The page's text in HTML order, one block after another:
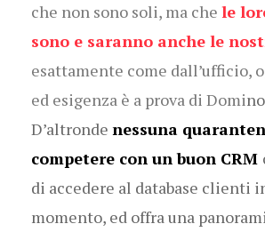
che non sono soli, ma che le
sono e saranno anche le
esattamente come dall’ufficio,
ed esigenza è a prova di Domi
D’altronde nessuna
competere con un buon CRM
di accedere al database clienti
momento, ed offra una